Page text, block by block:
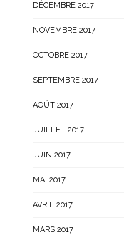
DÉCEMBRE 2017
NOVEMBRE 2017
OCTOBRE 2017
SEPTEMBRE 2017
AOÛT 2017
JUILLET 2017
JUIN 2017
MAI 2017
AVRIL 2017
MARS 2017